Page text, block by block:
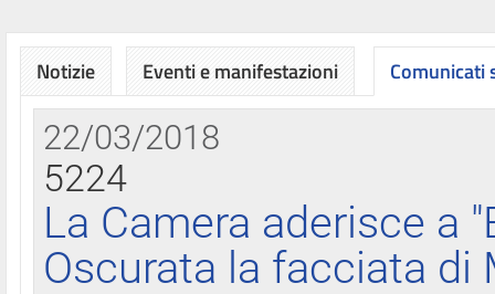
Notizie Eventi e manifestazioni Comunicati
22/03/2018
5224
La Camera aderisce a
Oscurata la facciata di